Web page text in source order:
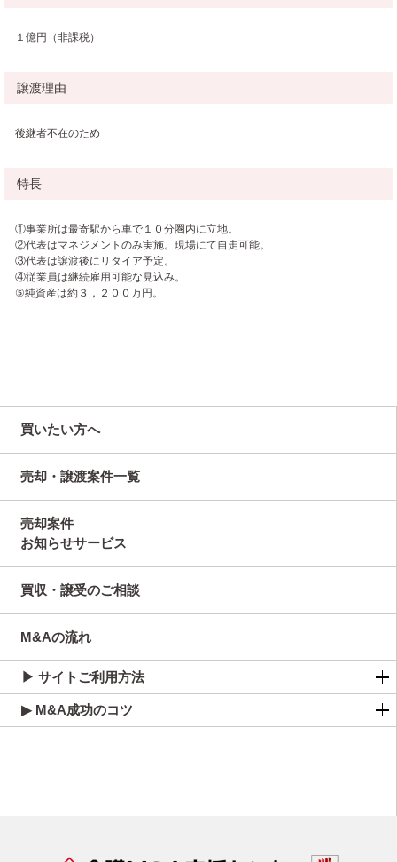
１億円（非課税）
譲渡理由
後継者不在のため
特長
①事業所は最寄駅から車で１０分圏内に立地。
②代表はマネジメントのみ実施。現場にて自走可能。
③代表は譲渡後にリタイア予定。
④従業員は継続雇用可能な見込み。
⑤純資産は約３，２００万円。
買いたい方へ
売却・譲渡案件一覧
売却案件
お知らせサービス
買収・譲受のご相談
M&Aの流れ
▶ サイトご利用方法
▶ M&A成功のコツ